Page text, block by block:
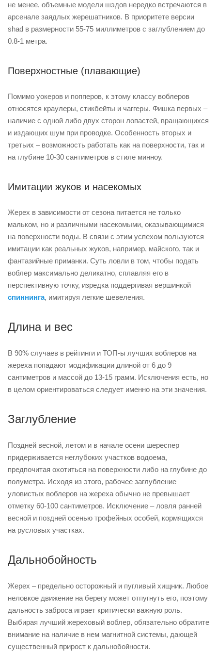
не менее, объемные модели шэдов нередко встречаются в
арсенале заядлых жерешатников. В приоритете версии
shad в размерности 55-75 миллиметров с заглублением до
0.8-1 метра.
Поверхностные (плавающие)
Помимо уокеров и попперов, к этому классу воблеров
относятся краулеры, стикбейты и чаггеры. Фишка первых –
наличие с одной либо двух сторон лопастей, вращающихся
и издающих шум при проводке. Особенность вторых и
третьих – возможность работать как на поверхности, так и
на глубине 10-30 сантиметров в стиле минноу.
Имитации жуков и насекомых
Жерех в зависимости от сезона питается не только
мальком, но и различными насекомыми, оказывающимися
на поверхности воды. В связи с этим успехом пользуются
имитации как реальных жуков, например, майского, так и
фантазийные приманки. Суть ловли в том, чтобы подать
воблер максимально деликатно, сплавляя его в
перспективную точку, изредка поддергивая вершинкой
спиннинга, имитируя легкие шевеления.
Длина и вес
В 90% случаев в рейтинги и ТОП-ы лучших воблеров на
жереха попадают модификации длиной от 6 до 9
сантиметров и массой до 13-15 грамм. Исключения есть, но
в целом ориентироваться следует именно на эти значения.
Заглубление
Поздней весной, летом и в начале осени шереспер
придерживается неглубоких участков водоема,
предпочитая охотиться на поверхности либо на глубине до
полуметра. Исходя из этого, рабочее заглубление
уловистых воблеров на жереха обычно не превышает
отметку 60-100 сантиметров. Исключение – ловля ранней
весной и поздней осенью трофейных особей, кормящихся
на русловых участках.
Дальнобойность
Жерех – предельно осторожный и пугливый хищник. Любое
неловкое движение на берегу может отпугнуть его, поэтому
дальность заброса играет критически важную роль.
Выбирая лучший жереховый воблер, обязательно обратите
внимание на наличие в нем магнитной системы, дающей
существенный прирост к дальнобойности.